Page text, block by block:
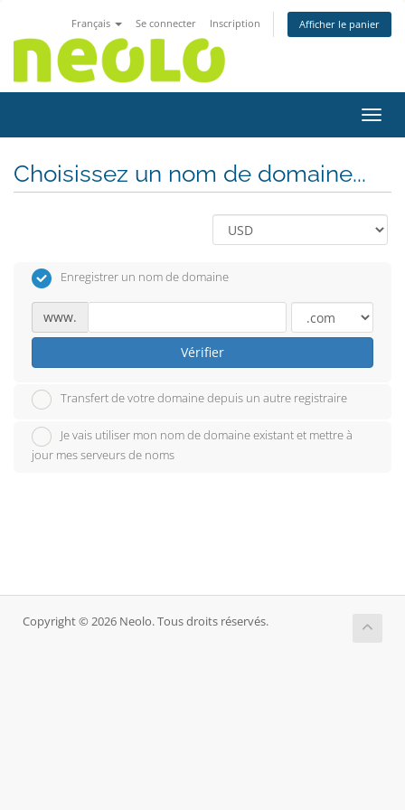
Français Se connecter Inscription Afficher le panier
Choisissez un nom de domaine...
Enregistrer un nom de domaine
www.
Vérifier
Transfert de votre domaine depuis un autre registraire
Je vais utiliser mon nom de domaine existant et mettre à
jour mes serveurs de noms
Copyright © 2026 Neolo. Tous droits réservés.